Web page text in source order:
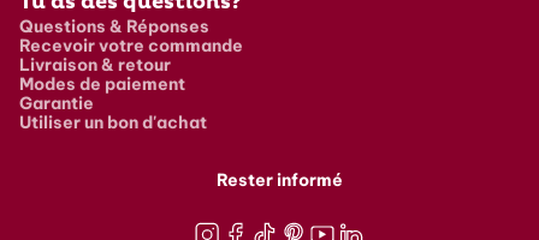
Questions & Réponses
Recevoir votre commande
Livraison & retour
Modes de paiement
Garantie
Utiliser un bon d'achat
Rester informé